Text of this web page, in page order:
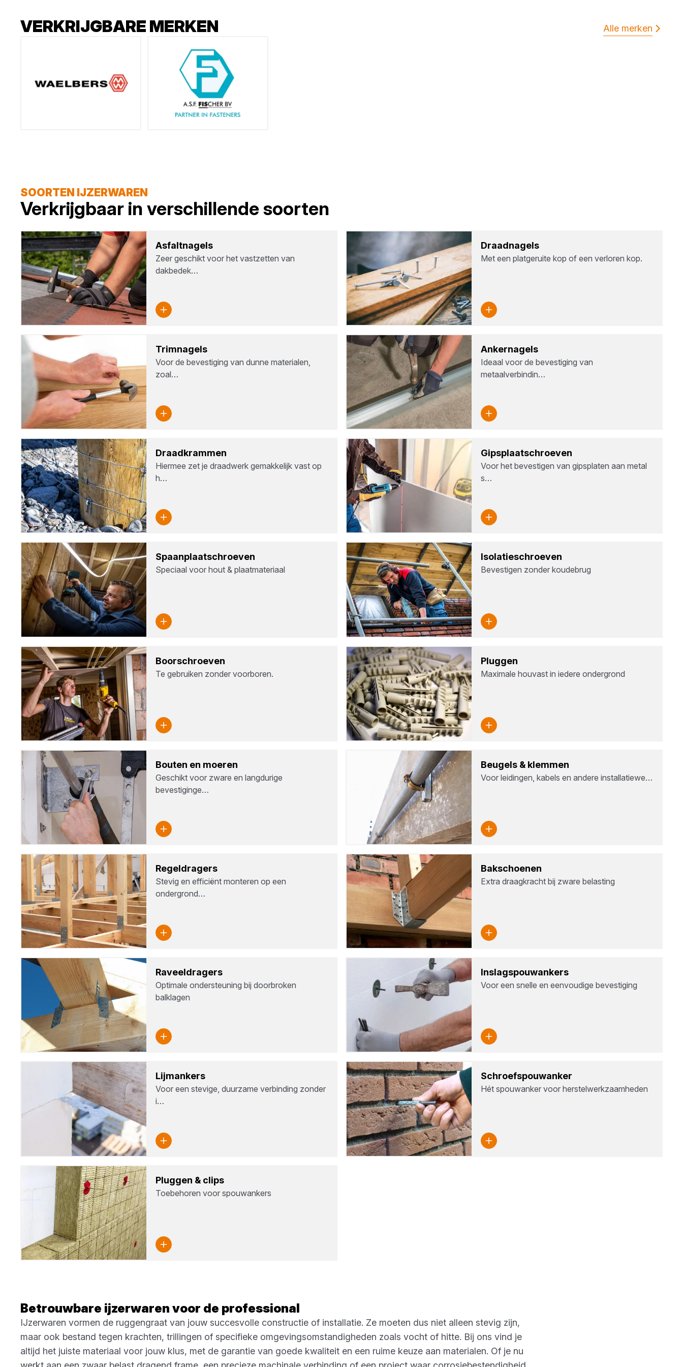
VERKRIJGBARE MERKEN Alle merken
SOORTEN IJZERWAREN
Verkrijgbaar in verschillende soorten
Asfalt­na­gels
Zeer geschikt voor het vastzetten van
dakbedek…
Draad­na­gels
Met een platgeruite kop of een verloren kop.
Trim­na­gels
Voor de bevestiging van dunne materialen,
zoal…
Ankern­a­gels
Ideaal voor de bevestiging van
metaalverbindin…
Draad­kram­men
Hiermee zet je draadwerk gemakkelijk vast op
h…
Gips­plaat­schroe­ven
Voor het bevestigen van gipsplaten aan metal
s…
Spaan­plaat­schroe­ven
Speciaal voor hout & plaatmateriaal
Iso­la­tie­schroe­ven
Bevestigen zonder koudebrug
Boor­schroe­ven
Te gebruiken zonder voorboren.
Plug­gen
Maximale houvast in iedere ondergrond
Bou­ten en moe­ren
Geschikt voor zware en langdurige
bevestiginge…
Beu­gels &klem­men
Voor leidingen, kabels en andere installatiewe…
Regel­dra­gers
Stevig en efficiënt monteren op een
ondergrond…
Bak­schoe­nen
Extra draagkracht bij zware belasting
Raveel­dra­gers
Optimale ondersteuning bij doorbroken
balklagen
Inslagspouw­an­kers
Voor een snelle en eenvoudige bevestiging
Lijm­an­kers
Voor een stevige, duurzame verbinding zonder
i…
Schroefspouw­an­ker
Hét spouwanker voor herstelwerkzaamheden
Plug­gen &clips
Toebehoren voor spouwankers
Betrouwbare ijzerwaren voor de professional
IJzerwaren vormen de ruggengraat van jouw succesvolle constructie of installatie. Ze moeten dus niet alleen stevig zijn,
maar ook bestand tegen krachten, trillingen of specifieke omgevingsomstandigheden zoals vocht of hitte. Bij ons vind je
altijd het juiste materiaal voor jouw klus, met de garantie van goede kwaliteit en een ruime keuze aan materialen. Of je nu